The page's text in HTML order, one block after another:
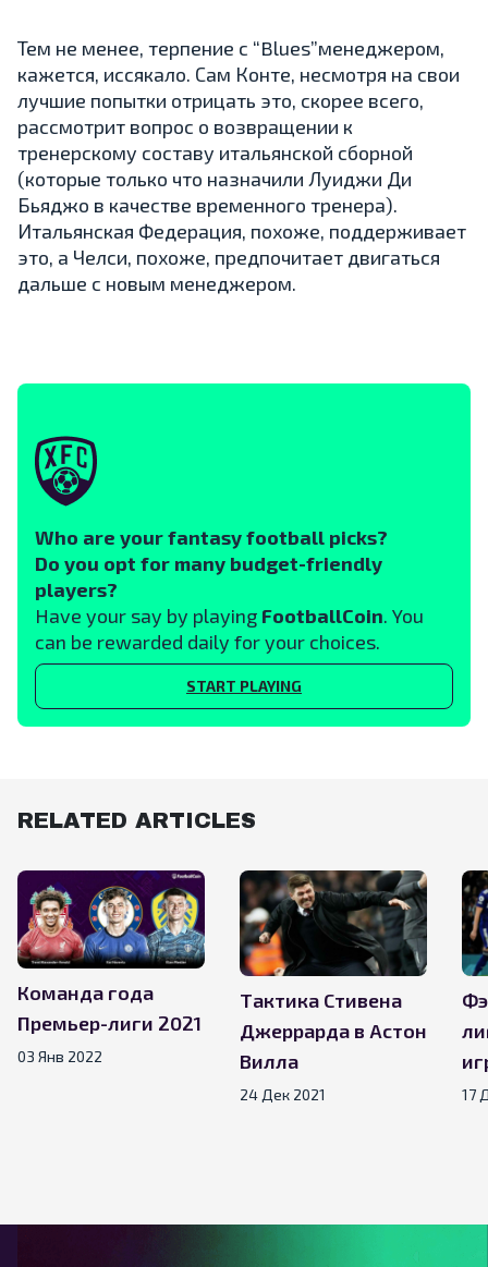
Тем не менее, терпение с “Blues”менеджером,
кажется, иссякало. Сам Конте, несмотря на свои
лучшие попытки отрицать это, скорее всего,
рассмотрит вопрос о возвращении к
тренерскому составу итальянской сборной
(которые только что назначили Луиджи Ди
Бьяджо в качестве временного тренера).
Итальянская Федерация, похоже, поддерживает
это, а Челси, похоже, предпочитает двигаться
дальше с новым менеджером.
Who are your fantasy football picks?
Do you opt for many budget-friendly
players?
Have your say by playing FootballCoin. You
can be rewarded daily for your choices.
START PLAYING
RELATED ARTICLES
Команда года
Премьер-лиги 2021
03 Янв 2022
Тактика Стивена
Джеррарда в Астон
Вилла
24 Дек 2021 17